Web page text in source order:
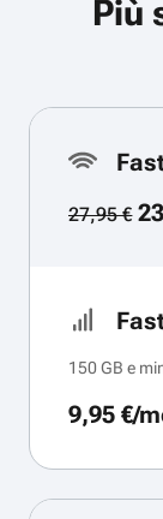
Più
27,95 €
150 GB e
9,95 €/